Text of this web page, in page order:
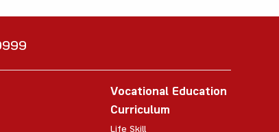
Vocational Education
Curriculum